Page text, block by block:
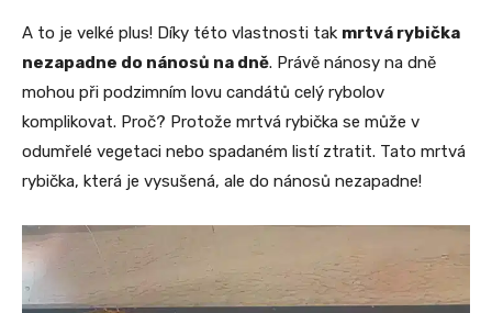
A to je velké plus! Díky této vlastnosti tak mrtvá rybička
nezapadne do nánosů na dně. Právě nánosy na dně
mohou při podzimním lovu candátů celý rybolov
komplikovat. Proč? Protože mrtvá rybička se může v
odumřelé vegetaci nebo spadaném listí ztratit. Tato mrtvá
rybička, která je vysušená, ale do nánosů nezapadne!